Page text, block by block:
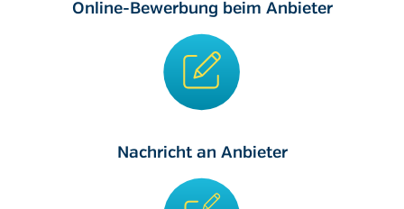
Online-Bewerbung beim Anbieter
Nachricht an Anbieter